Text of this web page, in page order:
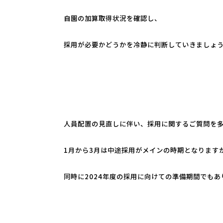
自園の加算取得状況を確認し、
採用が必要かどうかを冷静に判断していきましょう
人員配置の見直しに伴い、採用に関するご質問を多
1月から3月は中途採用がメインの時期となります
同時に2024年度の採用に向けての準備期間でもあ